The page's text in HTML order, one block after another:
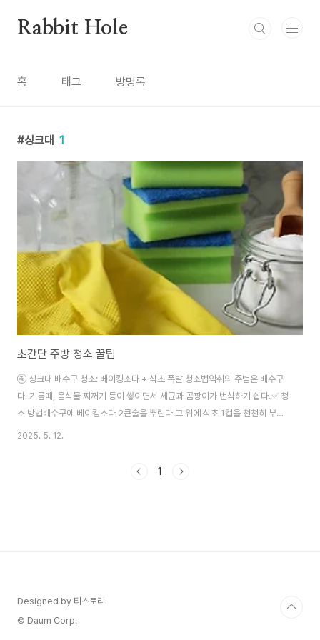
Rabbit Hole
홈 태그 방명록
싱크대 1
초간단 주방 청소 꿀팁
🚰 싱크대 배수구 청소: 베이킹소다 + 식초 폭발 청소법악취의 주범은 배수구
다. 기름때, 음식물 찌꺼기 등이 쌓이면서 세균과 곰팡이가 번식하기 쉽다.✅ 청
소 방법배수구에 베이킹소다 2큰술을 뿌린다.그 위에 식초 1컵을 천천히 부어
준다.거품이 일면 10~15분 방치한다.마지막에 뜨거운 물을 흘려보낸다.🛒 추
가스레인지 기름때 제거: 키친타월로 팩처럼 덮기기름이 튄 자리에 곧바로 닦
2025. 5. 12.
1
Designed by 티스토리
© Daum Corp.